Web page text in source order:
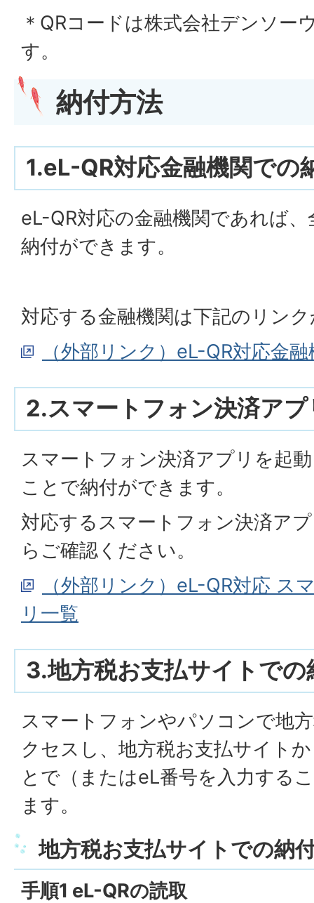
＊QRコードは株式会社デンソー
す。
納付方法
1.eL-QR対応金融機関での
eL-QR対応の金融機関であれば
納付ができます。
対応する金融機関は下記のリン
（外部リンク）eL-QR対応金
2.スマートフォン決済ア
スマートフォン決済アプリを起
ことで納付ができます。
対応するスマートフォン決済ア
らご確認ください。
（外部リンク）eL-QR対応 ス
リ一覧
3.地方税お支払サイトでの
スマートフォンやパソコンで地
クセスし、地方税お支払サイト
とで（またはeL番号を入力する
ます。
地方税お支払サイトでの納
手順1 eL-QRの読取